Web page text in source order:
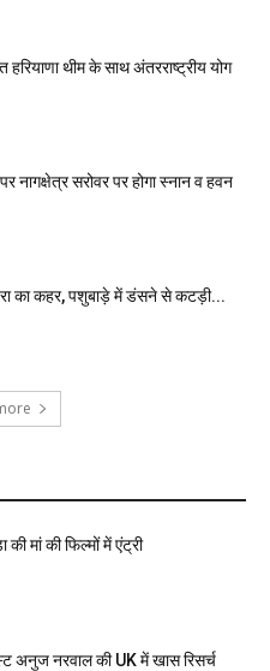
थीम के साथ अंतरराष्ट्रीय योग
नागक्षेत्र सरोवर पर होगा स्नान व हवन
का कहर, पशुबाड़े में डंसने से कटड़ी...
मां की फिल्मों में एंट्री
अनुज नरवाल की UK में खास रिसर्च